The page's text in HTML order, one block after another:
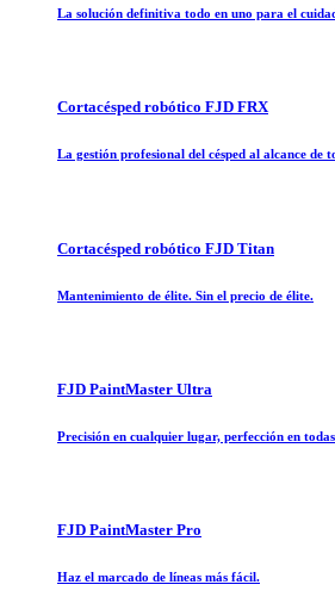
La solución definitiva todo en uno para el
Cortacésped robótico FJD FRX
La gestión profesional del césped al alcance de
Cortacésped robótico FJD Titan
Mantenimiento de élite. Sin el precio de élite.
FJD PaintMaster Ultra
Precisión en cualquier lugar, perfección en
FJD PaintMaster Pro
Haz el marcado de líneas más fácil.